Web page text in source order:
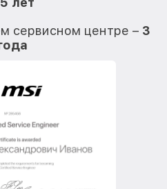
сервисном центре – 3